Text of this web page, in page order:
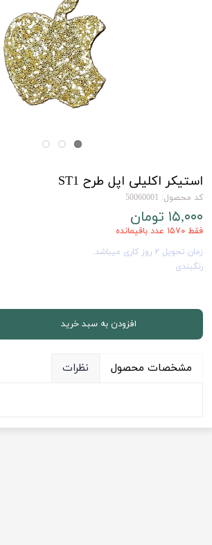
استیکر اکلیلی اپل طرح ST1
کد محصول: 50060001
۱۵,۰۰۰ تومان
فقط ۱۵۷۰ عدد باقیمانده
زمان تحویل 2 روز کاری میباشد.
رنگبندی
افزودن به سبد خرید
مشخصات محصول نظرات